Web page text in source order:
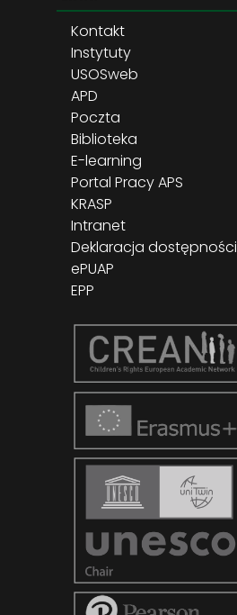
Kontakt
Instytuty
USOSweb
APD
Poczta
Biblioteka
E-learning
Portal Pracy APS
KRASP
Intranet
Deklaracja dostępności
ePUAP
EPP